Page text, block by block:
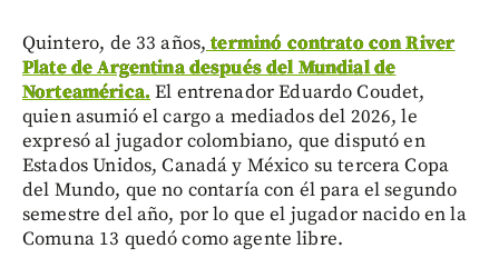
Quintero, de 33 años, terminó contrato con River
Plate de Argentina después del Mundial de
Norteamérica. El entrenador Eduardo Coudet,
quien asumió el cargo a mediados del 2026, le
expresó al jugador colombiano, que disputó en
Estados Unidos, Canadá y México su tercera Copa
del Mundo, que no contaría con él para el segundo
semestre del año, por lo que el jugador nacido en la
Comuna 13 quedó como agente libre.